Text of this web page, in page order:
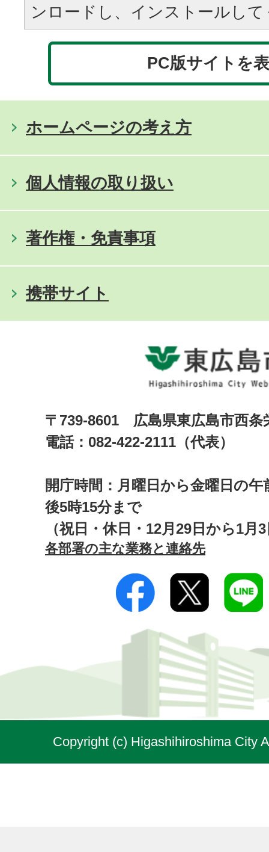
ンロードし、インストールし
PC版サイトを
ホームページの考え方
個人情報の取り扱い
著作権・免責事項
携帯サイト
〒739-8601 広島県東広島市西
電話：082-422-2111（代表）
開庁時間：月曜日から金曜日の午
後5時15分まで
（祝日・休日・12月29日から1月
各部署の主な業務と連絡先
Copyright (c) Higashihiroshima City